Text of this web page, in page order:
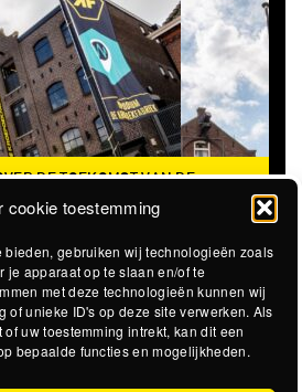
cookie toestemming
bieden, gebruiken wij technologieën zoals
je apparaat op te slaan en/of te
met deze technologieën kunnen wij
of unieke ID's op deze site verwerken. Als
uw toestemming intrekt, kan dit een
bepaalde functies en mogelijkheden.
DE TOEKOMST VAN DE